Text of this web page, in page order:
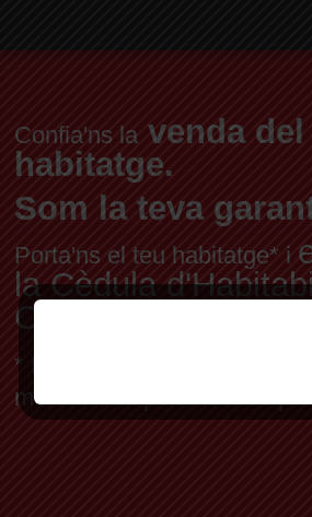
Confia'ns la venda del
habitatge.
Som la teva
Porta'ns el teu habitatge* i
la Cèdula
Certificat Energètic
* Per habitatge en
mercat fixat pels nostres